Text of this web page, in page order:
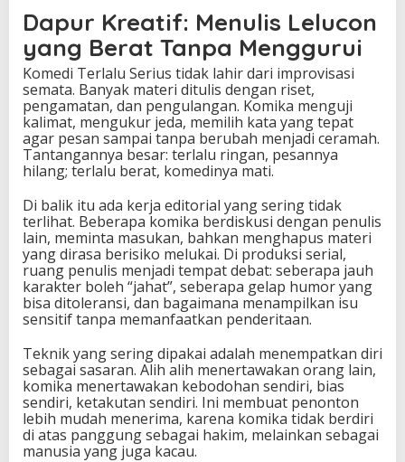
Dapur Kreatif: Menulis Lelucon
yang Berat Tanpa Menggurui
Komedi Terlalu Serius tidak lahir dari improvisasi
semata. Banyak materi ditulis dengan riset,
pengamatan, dan pengulangan. Komika menguji
kalimat, mengukur jeda, memilih kata yang tepat
agar pesan sampai tanpa berubah menjadi ceramah.
Tantangannya besar: terlalu ringan, pesannya
hilang; terlalu berat, komedinya mati.
Di balik itu ada kerja editorial yang sering tidak
terlihat. Beberapa komika berdiskusi dengan penulis
lain, meminta masukan, bahkan menghapus materi
yang dirasa berisiko melukai. Di produksi serial,
ruang penulis menjadi tempat debat: seberapa jauh
karakter boleh “jahat”, seberapa gelap humor yang
bisa ditoleransi, dan bagaimana menampilkan isu
sensitif tanpa memanfaatkan penderitaan.
Teknik yang sering dipakai adalah menempatkan diri
sebagai sasaran. Alih alih menertawakan orang lain,
komika menertawakan kebodohan sendiri, bias
sendiri, ketakutan sendiri. Ini membuat penonton
lebih mudah menerima, karena komika tidak berdiri
di atas panggung sebagai hakim, melainkan sebagai
manusia yang juga kacau.